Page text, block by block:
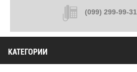
(099) 299-99-31
КАТЕГОРИИ